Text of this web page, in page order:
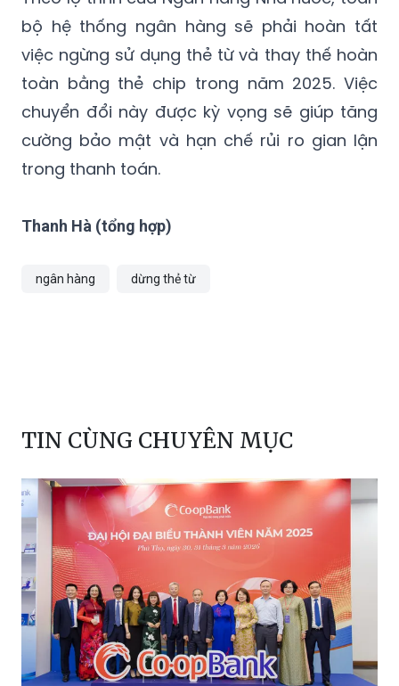
bộ hệ thống ngân hàng sẽ phải hoàn tất
việc ngừng sử dụng thẻ từ và thay thế hoàn
toàn bằng thẻ chip trong năm 2025. Việc
chuyển đổi này được kỳ vọng sẽ giúp tăng
cường bảo mật và hạn chế rủi ro gian lận
trong thanh toán.
Thanh Hà (tổng hợp)
ngân hàng dừng thẻ từ
TIN CÙNG CHUYÊN MỤC